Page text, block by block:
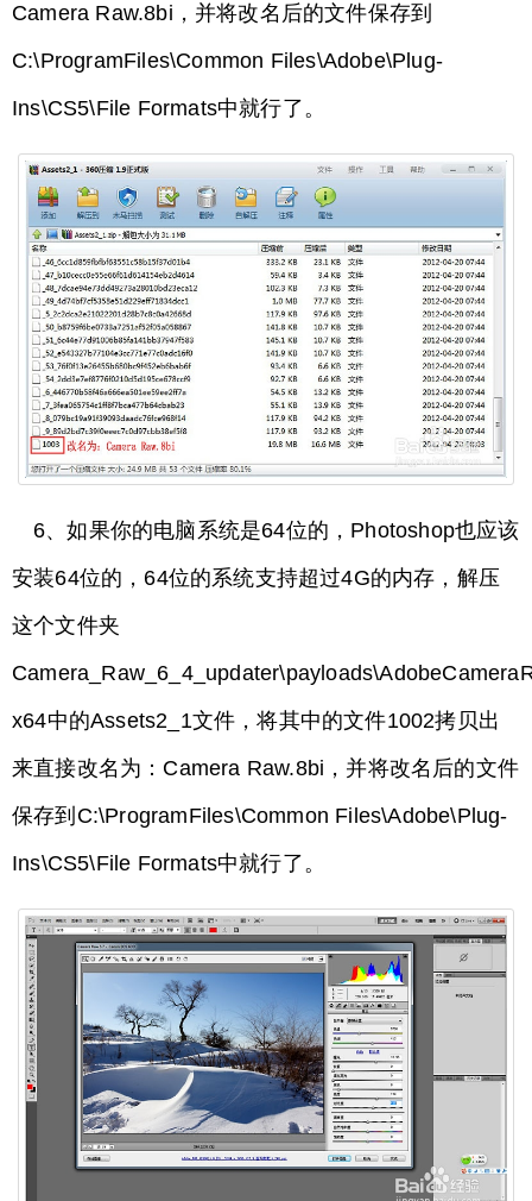
Camera Raw.8bi，并将改名后的文件保存到
C:\ProgramFiles\Common Files\Adobe\Plug-
Ins\CS5\File Formats中就行了。
6、如果你的电脑系统是64位的，Photoshop也应该
安装64位的，64位的系统支持超过4G的内存，解压
这个文件夹
x64中的Assets2_1文件，将其中的文件1002拷贝出
来直接改名为：Camera Raw.8bi，并将改名后的文件
保存到C:\ProgramFiles\Common Files\Adobe\Plug-
Ins\CS5\File Formats中就行了。